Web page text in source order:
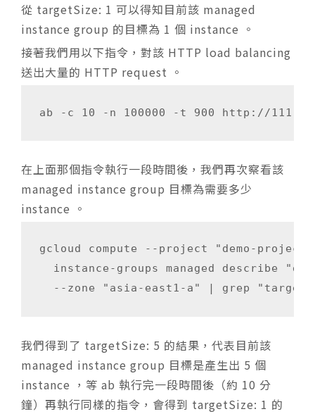
從 targetSize: 1 可以得知目前該 managed
instance group 的目標為 1 個 instance 。
接著我們用以下指令，對該 HTTP load balancing
送出大量的 HTTP request 。
在上面那個指令執行一段時間後，我們再次察看該
managed instance group 目標為需要多少
instance 。
gcloud compute --project "demo-
instance-groups managed describe
我們得到了 targetSize: 5 的結果，代表目前該
managed instance group 目標是產生出 5 個
instance ，等 ab 執行完一段時間後（約 10 分
鐘）再執行同樣的指令，會得到 targetSize: 1 的